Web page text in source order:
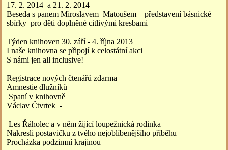
17. 2. 2014 a 21. 2. 2014
Beseda s panem Miroslavem Matoušem – představení básnické
sbírky pro děti doplněné citlivými kresbami
Týden knihoven 30. září - 4. října 2013
I naše knihovna se připojí k celostátní akci
S námi jen all inclusive!
Registrace nových čtenářů zdarma
Amnestie dlužníků
Spaní v knihovně
Václav Čtvrtek -
Les Řáholec a v něm žijící loupežnická rodinka
Nakresli postavičku z tvého nejoblíbenějšího příběhu
Procházka podzimní krajinou